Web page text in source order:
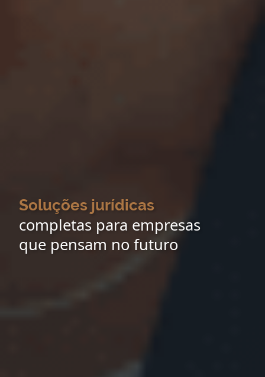
Soluções jurídicas
completas para empresas
que pensam no futuro